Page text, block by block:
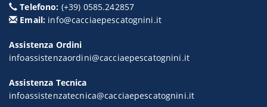
Telefono: (+39) 0585.242857
Email: info@cacciaepescatognini.it
Assistenza Ordini
infoassistenzaordini@cacciaepescatognini.it
Assistenza Tecnica
infoassistenzatecnica@cacciaepescatognini.it